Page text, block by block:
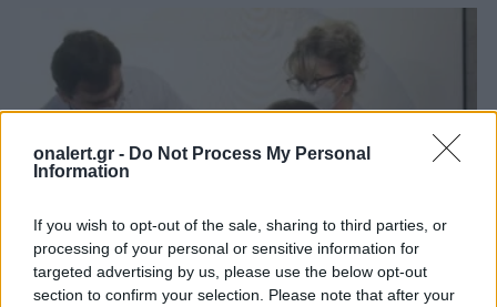
onalert.gr - Do Not Process My Personal
Information
If you wish to opt-out of the sale, sharing to third parties, or
processing of your personal or sensitive information for
targeted advertising by us, please use the below opt-out
section to confirm your selection. Please note that after your